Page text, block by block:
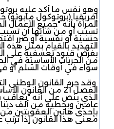
وهو نفس ما أكد عليه
إفريقيا (بروتوكول مابوتو)
المرأة بأنه "جميع الأعمال
تسبب أو من شأنها أن تسبب
جنسية أو نفسية أو ضرر
التهديد بالقيام بمثل هذه
بفرض قيود تعسفية على
من الحريات الأساسية في
سواء في أوقات السلم أو في
وقد جرم القانون الوطني
الذي ينص على أنه "يعاقب
عامين وبخطية من ألف دينار
بإحدى هاتين العقوبتين من
معنى هذا القانون إذا ترتب